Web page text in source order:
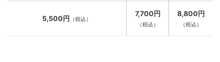
5,500円 （税込）
7,700円
（税込）
8,800円
（税込）